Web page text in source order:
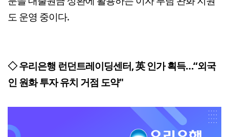
도 운영 중이다.
◇ 우리은행 런던트레이딩센터, 英 인가 획득…“외국
인 원화 투자 유치 거점 도약"